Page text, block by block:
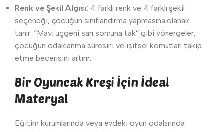
Renk ve Şekil Algısı: 4 farklı renk ve 4 farklı şekil
seçeneği, çocuğun sınıflandırma yapmasına olanak
tanır. “Mavi üçgeni sarı somuna tak” gibi yönergeler,
çocuğun odaklanma süresini ve işitsel komutları takip
etme becerisini artırır.
Bir Oyuncak Kreşi İçin İdeal
Materyal
Eğitim kurumlarında veya evdeki oyun odalarında